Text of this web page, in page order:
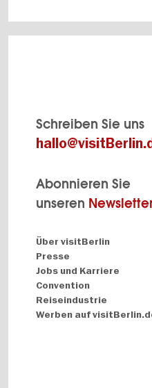
Schreiben Sie uns
Abonnieren Sie
unseren
Navigation:
About
Über visitBerlin
Presse
Jobs und Karriere
Convention
Reiseindustrie
Werben auf